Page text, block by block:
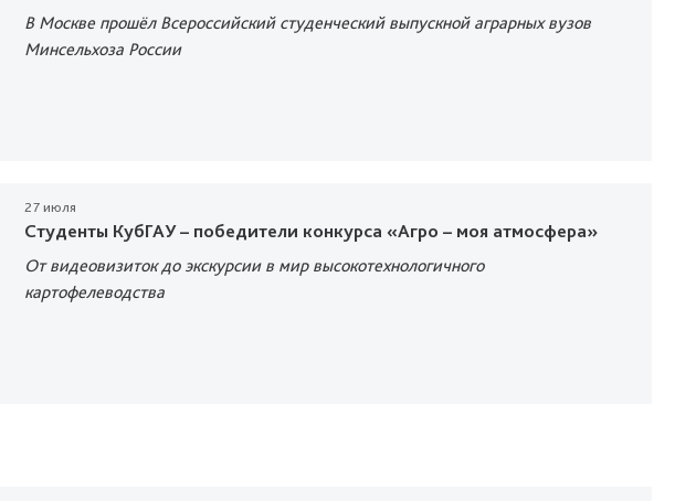
В Москве прошёл Всероссийский студенческий выпускной аграрных вузов
Минсельхоза России
27 июля
Студенты КубГАУ – победители конкурса «Агро – моя атмосфера»
От видеовизиток до экскурсии в мир высокотехнологичного
картофелеводства